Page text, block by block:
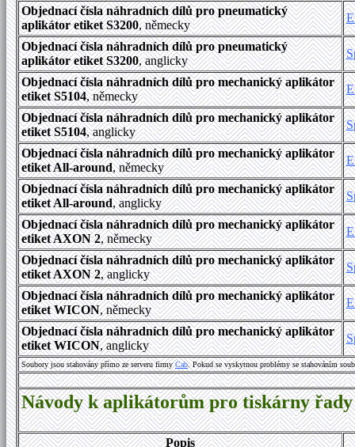
Objednací čísla náhradních dílů pro pneumatický
aplikátor etiket S3200, německy
Objednací čísla náhradních dílů pro pneumatický
aplikátor etiket S3200, anglicky
Objednací čísla náhradních dílů pro mechanický aplikátor
etiket S5104, německy
Objednací čísla náhradních dílů pro mechanický aplikátor
etiket S5104, anglicky
Objednací čísla náhradních dílů pro mechanický aplikátor
etiket All-around, německy
Objednací čísla náhradních dílů pro mechanický aplikátor
etiket All-around, anglicky
Objednací čísla náhradních dílů pro mechanický aplikátor
etiket AXON 2, německy
Objednací čísla náhradních dílů pro mechanický aplikátor
etiket AXON 2, anglicky
Objednací čísla náhradních dílů pro mechanický aplikátor
etiket WICON, německy
Objednací čísla náhradních dílů pro mechanický aplikátor
etiket WICON, anglicky
Soubory jsou stahovány přímo ze serveru firmyCab. Pokud se vyskytnou problémy se stahováním
Návody k aplikátorům pro tiskárny řady
Popis